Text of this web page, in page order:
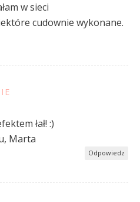
w sieci
cudownie wykonane.
łał! :)
Marta
Odpowiedz